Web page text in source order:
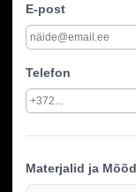
E-post
Telefon
Materjalid ja